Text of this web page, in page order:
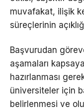
muvafakat, ilişik
süreçlerinin
Başvurudan
aşamaları
hazırlanması
üniversiteler için
belirlenmesi ve